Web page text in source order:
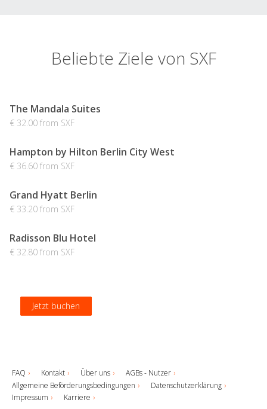
Beliebte Ziele von SXF
The Mandala Suites
€ 32.00 from SXF
Jetzt buchen
Hampton by Hilton Berlin City West
€ 36.60 from SXF
Jetzt buchen
Grand Hyatt Berlin
€ 33.20 from SXF
Jetzt buchen
Radisson Blu Hotel
€ 32.80 from SXF
Jetzt buchen
FAQ Kontakt Über uns
AGBs - Nutzer
Allgemeine Beförderungsbedingungen
Datenschutzerklärung
Impressum
Karriere